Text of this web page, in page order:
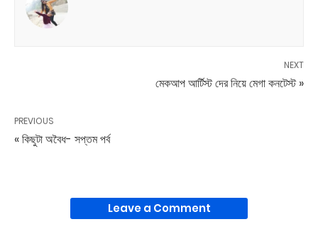
NEXT
মেকআপ আর্টিস্ট দের নিয়ে মেগা কনটেস্ট »
PREVIOUS
« কিছুটা অবৈধ- সপ্তম পর্ব
Leave a Comment